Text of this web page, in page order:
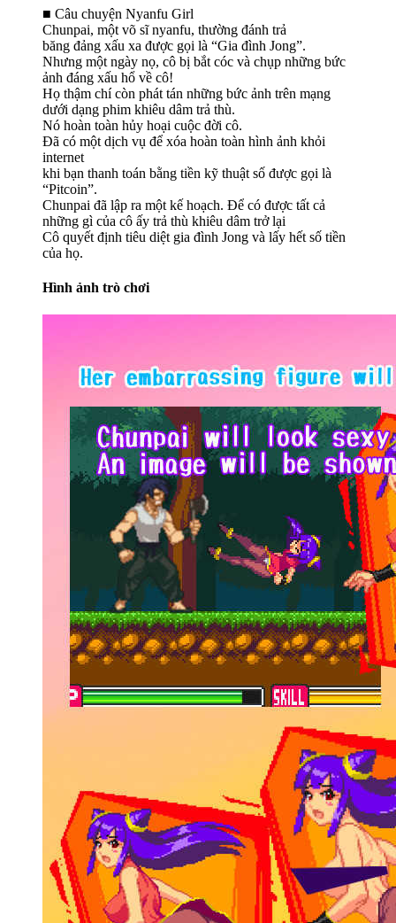
■ Câu chuyện Nyanfu Girl
Chunpai, một võ sĩ nyanfu, thường đánh trả
băng đảng xấu xa được gọi là “Gia đình Jong”.
Nhưng một ngày nọ, cô bị bắt cóc và chụp những bức
ảnh đáng xấu hổ về cô!
Họ thậm chí còn phát tán những bức ảnh trên mạng
dưới dạng phim khiêu dâm trả thù.
Nó hoàn toàn hủy hoại cuộc đời cô.
Đã có một dịch vụ để xóa hoàn toàn hình ảnh khỏi
internet
khi bạn thanh toán bằng tiền kỹ thuật số được gọi là
“Pitcoin”.
Chunpai đã lập ra một kế hoạch. Để có được tất cả
những gì của cô ấy trả thù khiêu dâm trở lại
Cô quyết định tiêu diệt gia đình Jong và lấy hết số tiền
của họ.
Hình ảnh trò chơi